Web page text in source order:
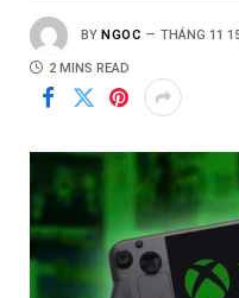
BY NGOC THÁNG 11
2 MINS READ